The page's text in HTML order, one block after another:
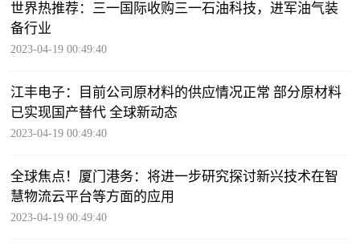
世界热推荐：三一国际收购三一石油科技，进军油气装
备行业
2023-04-19 00:49:40
江丰电子：目前公司原材料的供应情况正常 部分原材料
已实现国产替代 全球新动态
2023-04-19 00:49:40
全球焦点！厦门港务：将进一步研究探讨新兴技术在智
慧物流云平台等方面的应用
2023-04-19 00:49:40